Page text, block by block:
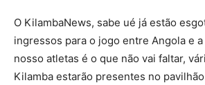
O KilambaNews, sabe ué já estão
ingressos para o jogo entre Angola e
nosso atletas é o que não vai faltar,
Kilamba estarão presentes no